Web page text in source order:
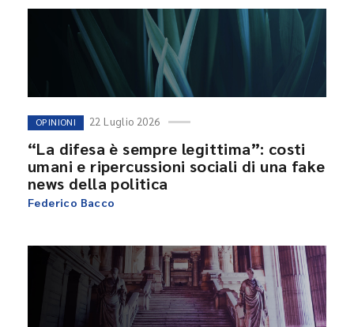
OPINIONI 22 Luglio 2026
“La difesa è sempre legittima”: costi
umani e ripercussioni sociali di una fake
news della politica
Federico Bacco